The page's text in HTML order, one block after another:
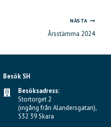
NÄSTA
Årsstämma 2024
Besök SH
Besöksadress:
Stortorget 2
(ingång från Alandersgatan),
532 39 Skara